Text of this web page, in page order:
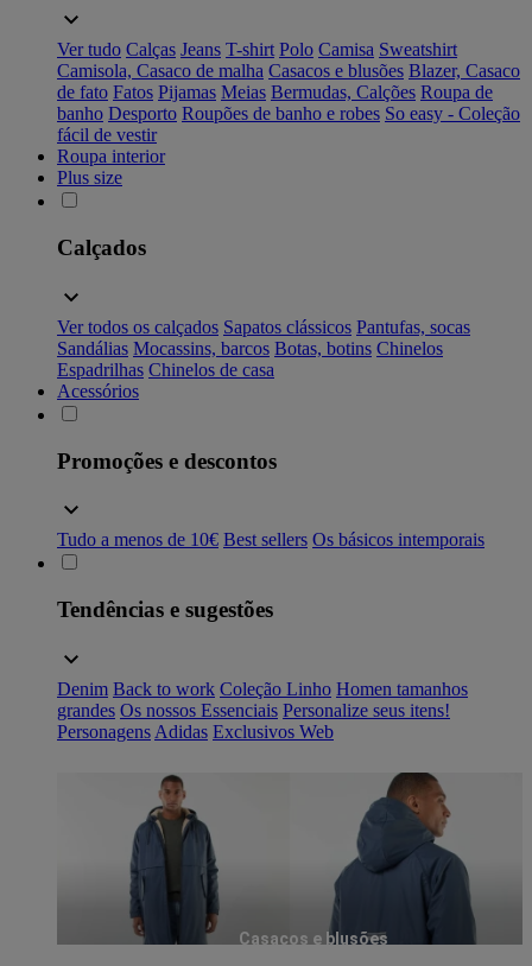
Ver tudo Calças Jeans T-shirt Polo Camisa Sweatshirt
Camisola, Casaco de malha Casacos e blusões Blazer, Casaco
de fato Fatos Pijamas Meias Bermudas, Calções Roupa de
banho Desporto Roupões de banho e robes So easy - Coleção
fácil de vestir
Roupa interior
Plus size
Calçados
Ver todos os calçados Sapatos clássicos Pantufas, socas
Sandálias Mocassins, barcos Botas, botins Chinelos
Espadrilhas Chinelos de casa
Acessórios
Promoções e descontos
Tudo a menos de 10€ Best sellers Os básicos intemporais
Tendências e sugestões
Denim Back to work Coleção Linho Homen tamanhos
grandes Os nossos Essenciais Personalize seus itens!
Personagens Adidas Exclusivos Web
Casacos e blusões